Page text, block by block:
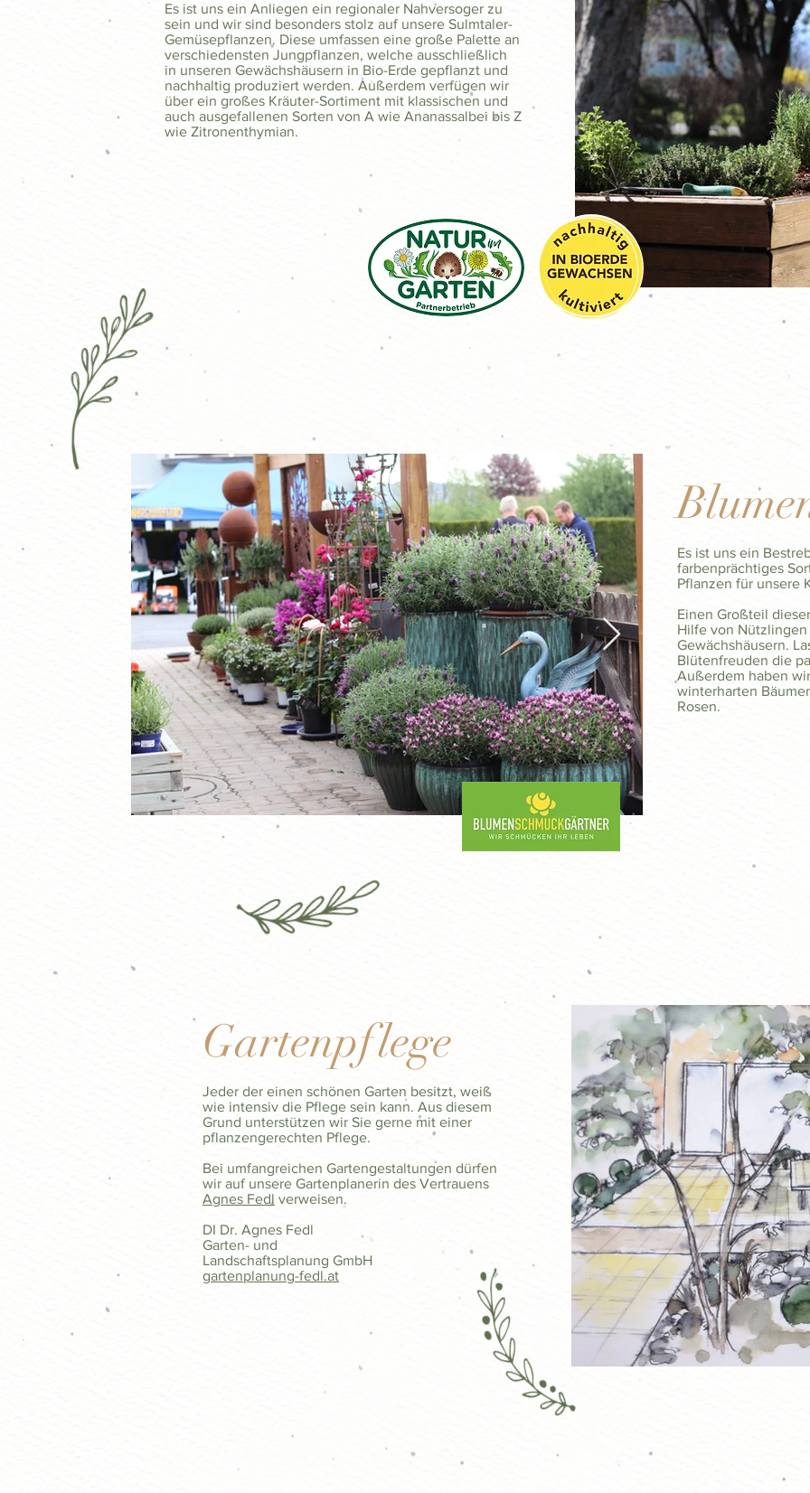
Es ist uns ein Anliegen ein regionaler Nahversoger zu
sein und wir sind besonders stolz auf unsere Sulmtaler-
Gemüsepflanzen. Diese umfassen eine große Palette an
verschiedensten Jungpflanzen, welche ausschließlich
in unseren Gewächshäusern in Bio-Erde gepflanzt und
nachhaltig produziert werden. Außerdem verfügen wir
über ein großes Kräuter-Sortiment mit klassischen und
auch ausgefallenen Sorten von A wie Ananassalbei bis Z
wie Zitronenthymian.
TAOLxPrauser-Web-20220316-217.jpg
Es ist uns ein
farbenprächtiges
Pflanzen für unsere
Einen Großteil
Hilfe von
Gewächshäusern.
Blütenfreuden die
Außerdem haben
winterharten
Rosen.
Gartenpflege
Jeder der einen schönen Garten besitzt, weiß
wie intensiv die Pflege sein kann. Aus diesem
Grund unterstützen wir Sie gerne mit einer
pflanzengerechten Pflege.
Bei umfangreichen Gartengestaltungen dürfen
wir auf unsere Gartenplanerin des Vertrauens
Agnes Fedl verweisen.
DI Dr. Agnes Fedl
Garten- und
Landschaftsplanung GmbH
gartenplanung-fedl.at